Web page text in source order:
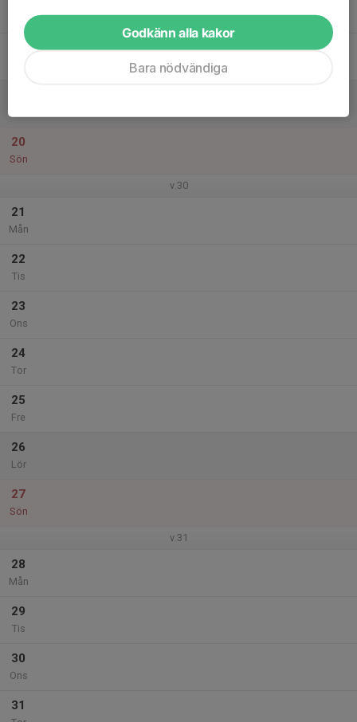
20
Sön
v.30
21
Mån
22
Tis
23
Ons
24
Tor
25
Fre
26
Lör
27
Sön
v.31
28
Mån
29
Tis
30
Ons
31
Godkänn alla kakor
Bara nödvändiga